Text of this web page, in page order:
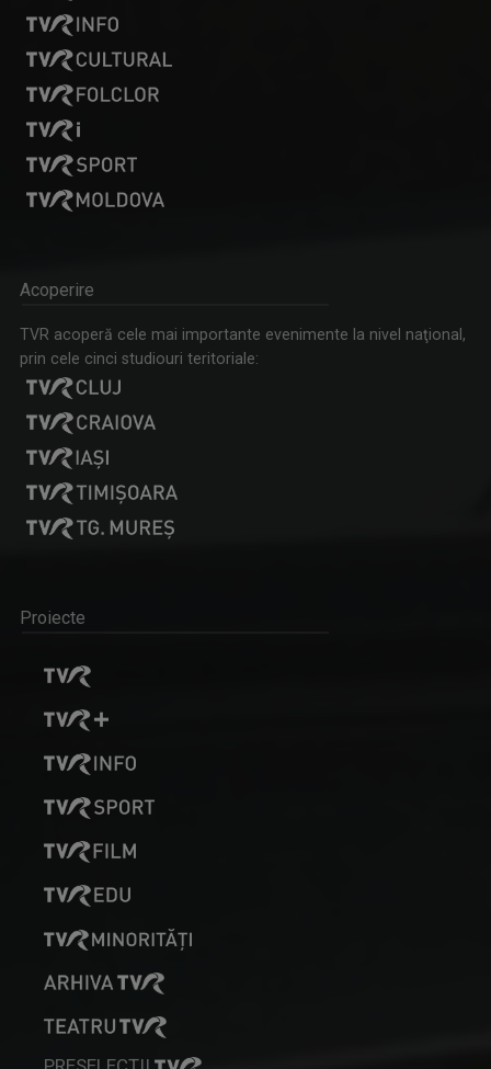
Acoperire
TVR acoperă cele mai importante evenimente la nivel naţional,
prin cele cinci studiouri teritoriale:
Proiecte